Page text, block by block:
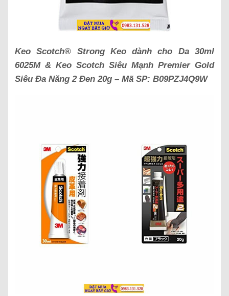
Keo Scotch® Strong Keo dành cho Da 30ml
6025M & Keo Scotch Siêu Mạnh Premier Gold
Siêu Đa Năng 2 Đen 20g – Mã SP: B09PZJ4Q9W